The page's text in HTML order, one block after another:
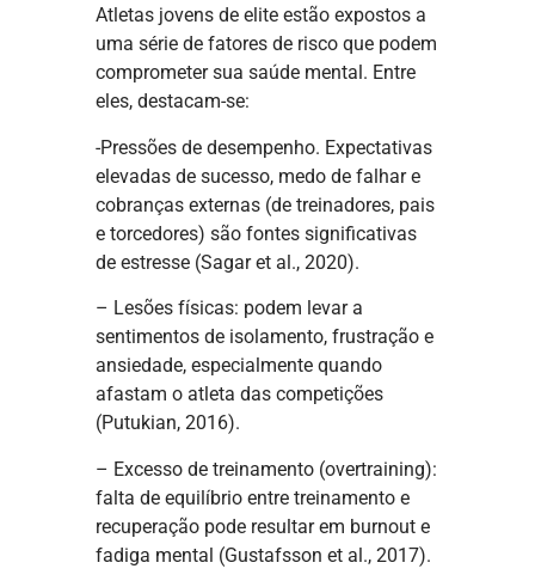
Atletas jovens de elite estão expostos a
uma série de fatores de risco que podem
comprometer sua saúde mental. Entre
eles, destacam-se:
-Pressões de desempenho. Expectativas
elevadas de sucesso, medo de falhar e
cobranças externas (de treinadores, pais
e torcedores) são fontes significativas
de estresse (Sagar et al., 2020).
– Lesões físicas: podem levar a
sentimentos de isolamento, frustração e
ansiedade, especialmente quando
afastam o atleta das competições
(Putukian, 2016).
– Excesso de treinamento (overtraining):
falta de equilíbrio entre treinamento e
recuperação pode resultar em burnout e
fadiga mental (Gustafsson et al., 2017).